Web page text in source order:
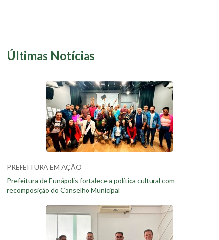
Últimas Notícias
PREFEITURA EM AÇÃO
Prefeitura de Eunápolis fortalece a política cultural com
recomposição do Conselho Municipal